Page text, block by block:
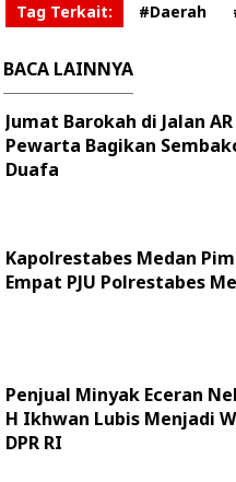
Tag Terkait: #Daerah
BACA LAINNYA
Jumat Barokah di Jalan
Pewarta Bagikan
Duafa
Kapolrestabes Medan
Empat PJU Polrestabes
Penjual Minyak Eceran
H Ikhwan Lubis Menjadi
DPR RI